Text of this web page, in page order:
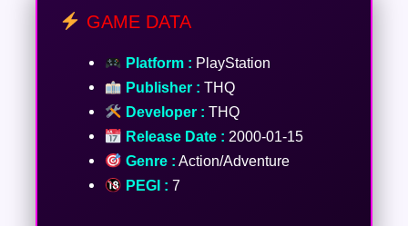
GAME DATA
Platform : PlayStation
Publisher : THQ
Developer : THQ
Release Date : 2000-01-15
Genre : Action/Adventure
PEGI : 7